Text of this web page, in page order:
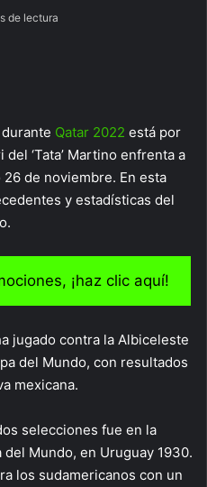
de lectura
Qatar 2022 está por
‘Tata’ Martino enfrenta a
de noviembre. En esta
y estadísticas del
¡haz clic aquí!
jugado contra la Albiceleste
del Mundo, con resultados
mexicana.
selecciones fue en la
Mundo, en Uruguay 1930.
los sudamericanos con un